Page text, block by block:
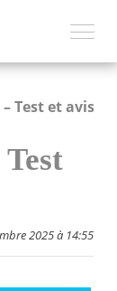
Test et avis
2025 à 14:55